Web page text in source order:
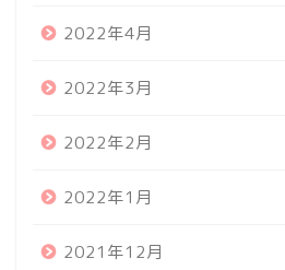
2022年4月
2022年3月
2022年2月
2022年1月
2021年12月